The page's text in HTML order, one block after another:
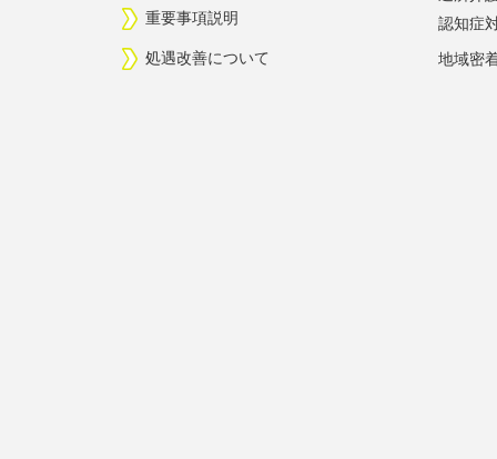
重要事項説明
処遇改善について
認知症
地域密